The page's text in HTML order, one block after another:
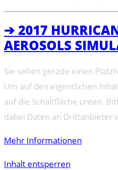
➔ 2017
AEROSOLS
Sie sehen gerade einen
Um auf den eigentlichen
auf die Schaltfläche unten.
dabei Daten an Drittanbieter
Mehr Informationen
Inhalt entsperren